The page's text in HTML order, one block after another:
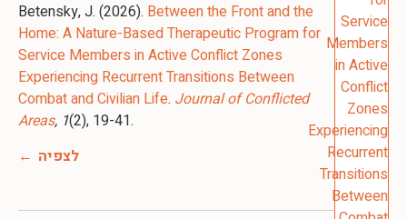
Betensky, J. (2026). Between the Front and the
Home: A Nature-Based Therapeutic Program for
Service Members in Active Conflict Zones
Experiencing Recurrent Transitions Between
Combat and Civilian Life. Journal of Conflicted
Areas, 1(2), 19-41.
לצפיה